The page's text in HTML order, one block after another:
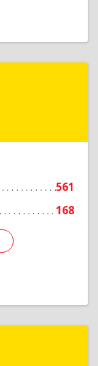
561
168
Кострома,